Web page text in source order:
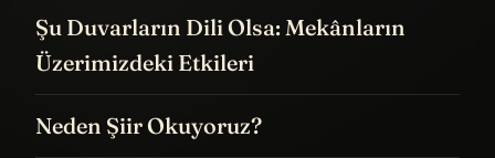
Şu Duvarların Dili Olsa: Mekânların
Üzerimizdeki Etkileri
Neden Şiir Okuyoruz?